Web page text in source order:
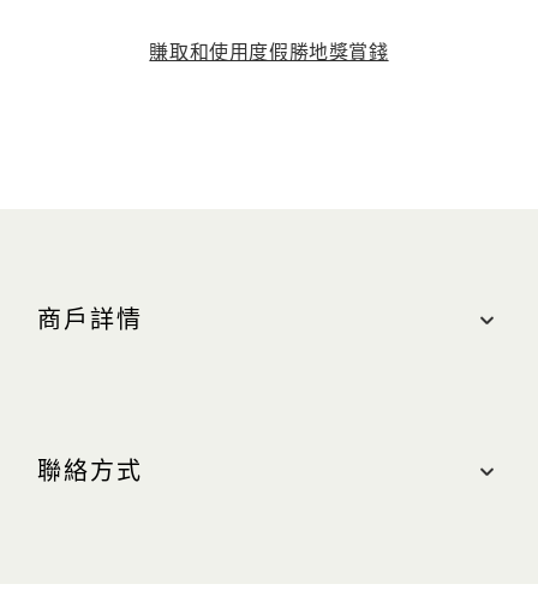
賺取和使用度假勝地獎賞錢
商戶詳情
最近的停車場：南（藍色區域）
聯絡方式